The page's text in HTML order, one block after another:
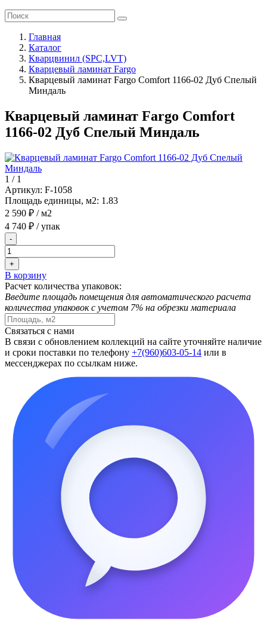
Главная
Каталог
Кварцвинил (SPC,LVT)
Кварцевый ламинат Fargo
Кварцевый ламинат Fargo Comfort 1166-02 Дуб Спелый
Миндаль
Кварцевый ламинат Fargo Comfort
1166-02 Дуб Спелый Миндаль
1 / 1
Артикул: F-1058
Площадь единицы, м2: 1.83
2 590 ₽ / м2
4 740 ₽ / упак
-
+
В корзину
Расчет количества упаковок:
Введите площадь помещения для автоматического расчета
количества упаковок с учетом 7% на обрезки материала
Связаться с нами
В связи с обновлением коллекций на сайте уточняйте наличие
и сроки поставки по телефону +7(960)603-05-14 или в
мессенджерах по ссылкам ниже.